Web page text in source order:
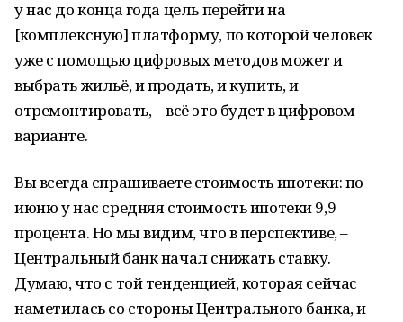
у нас до конца года цель перейти на
[комплексную] платформу, по которой человек
уже с помощью цифровых методов может и
выбрать жильё, и продать, и купить, и
отремонтировать, – всё это будет в цифровом
варианте.
Вы всегда спрашиваете стоимость ипотеки: по
июню у нас средняя стоимость ипотеки 9,9
процента. Но мы видим, что в перспективе, –
Центральный банк начал снижать ставку.
Думаю, что с той тенденцией, которая сейчас
наметилась со стороны Центрального банка, и